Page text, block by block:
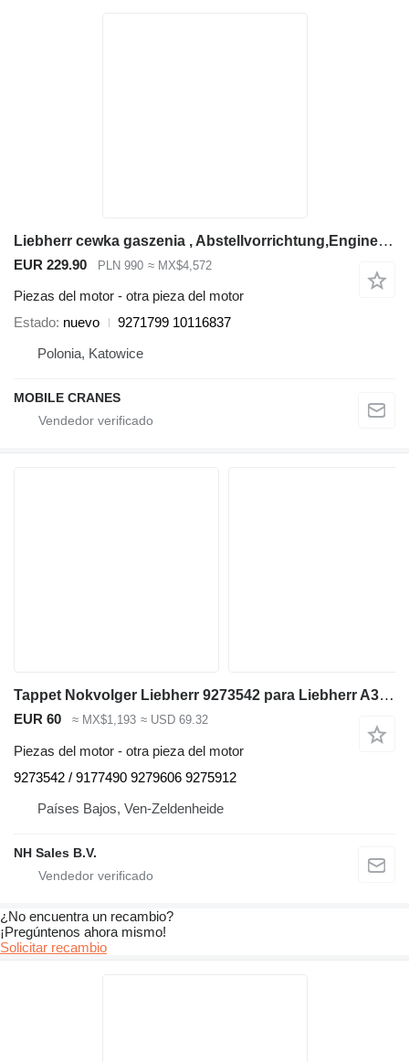
Liebherr cewka gaszenia , Abstellvorrichtung,Engine stop solenoid 9271799 otra pieza del motor para Liebherr L554,L564,L574,L580 cargadora de ruedas
EUR 229.90 PLN 990 ≈ MX$4,572
Piezas del motor - otra pieza del motor
Estado nuevo
9271799 10116837
Polonia, Katowice
MOBILE CRANES
Tappet Nokvolger Liebherr 9273542 para Liebherr A312 / A902 / A904 / A912 / A914 / A922 / A924 / A932 / A944 / A954 / R902 / L534-434 / L538-432 / L541-289 / L544-442 / L544-443 / L544-444 / L554-452 / L564 / L574 / L580 / A942 / A974 / P904 / P912 / P932 / P934 / P942 / P944 / P954 / P964 / P974 / R321 / R902 / R904 / R912 / R914 / R922 / R924 / R932 / R934 / R942 / R944 / R954 / R964 / R974 - A 312 / A 902 / A 904 / A 912 / A 914 / A 922 / A 924 / A 932 / A 944 / A 954 / R 902 / L 534 - 434 / L 538 - 432 / L 541 - 289 / L 544 - 442 / L 544 - 443 / L 544 - 444 / L 554 - 452 / L 564 / L 574 / L580 / A 942 / A 974 / P 904 / P 912 / P 932 / P 934 / P 942 / P 944 / P 954 / P 964 / P 974 / R 321 / R 902 / R 904 / R 912 / R 914 / R 922 / R 924 / R 932 / R 934 / R 942 / R 944 / R 954 / R 964 / R 974 excavadora
EUR 60 ≈ MX$1,193 ≈ USD 69.32
Piezas del motor - otra pieza del motor
9273542 / 9177490 9279606 9275912
Países Bajos, Ven-Zeldenheide
NH Sales B.V.
¿No encuentra un recambio?
¡Pregúntenos ahora mismo!
Solicitar recambio